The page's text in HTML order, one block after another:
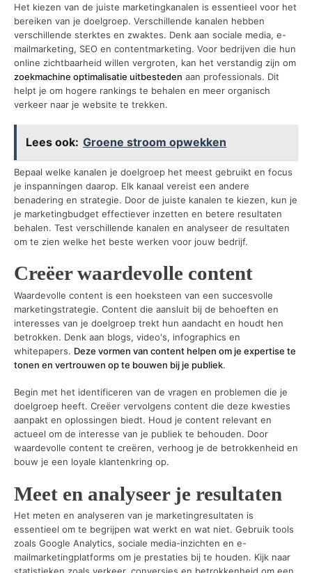
Het kiezen van de juiste marketingkanalen is essentieel voor het
bereiken van je doelgroep. Verschillende kanalen hebben
verschillende sterktes en zwaktes. Denk aan sociale media, e-
mailmarketing, SEO en contentmarketing. Voor bedrijven die hun
online zichtbaarheid willen vergroten, kan het verstandig zijn om
zoekmachine optimalisatie uitbesteden aan professionals. Dit
helpt je om hogere rankings te behalen en meer organisch
verkeer naar je website te trekken.
Lees ook: Groene stroom opwekken
Bepaal welke kanalen je doelgroep het meest gebruikt en focus
je inspanningen daarop. Elk kanaal vereist een andere
benadering en strategie. Door de juiste kanalen te kiezen, kun je
je marketingbudget effectiever inzetten en betere resultaten
behalen. Test verschillende kanalen en analyseer de resultaten
om te zien welke het beste werken voor jouw bedrijf.
Creëer waardevolle content
Waardevolle content is een hoeksteen van een succesvolle
marketingstrategie. Content die aansluit bij de behoeften en
interesses van je doelgroep trekt hun aandacht en houdt hen
betrokken. Denk aan blogs, video's, infographics en
whitepapers. Deze vormen van content helpen om je expertise te
tonen en vertrouwen op te bouwen bij je publiek.
Begin met het identificeren van de vragen en problemen die je
doelgroep heeft. Creëer vervolgens content die deze kwesties
aanpakt en oplossingen biedt. Houd je content relevant en
actueel om de interesse van je publiek te behouden. Door
waardevolle content te creëren, verhoog je de betrokkenheid en
bouw je een loyale klantenkring op.
Meet en analyseer je resultaten
Het meten en analyseren van je marketingresultaten is
essentieel om te begrijpen wat werkt en wat niet. Gebruik tools
zoals Google Analytics, sociale media-inzichten en e-
mailmarketingplatforms om je prestaties bij te houden. Kijk naar